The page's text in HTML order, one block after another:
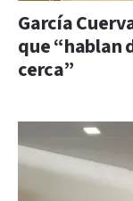
García
que “hablan
cerca”